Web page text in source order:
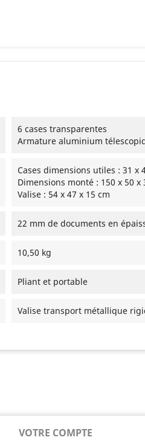
6 cases transparentes
Armature aluminium
Cases dimensions utiles : 31 x
Dimensions monté : 150 x 50 x
Valise : 54 x 47 x 15 cm
22 mm de documents en
10,50 kg
Pliant et portable
Valise transport métallique
VOTRE COMPTE